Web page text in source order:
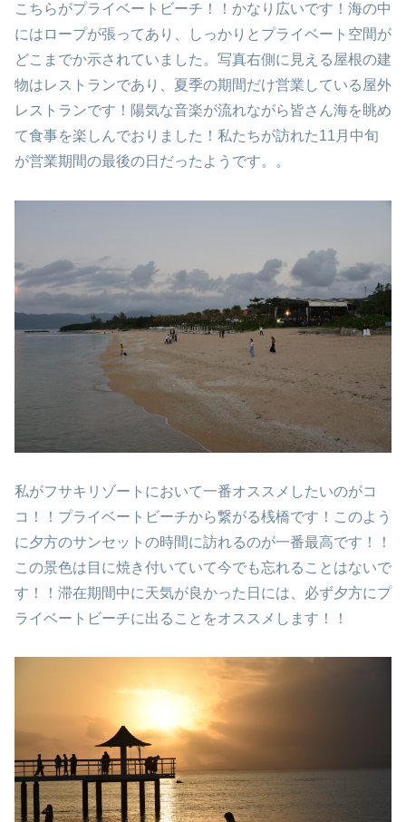
こちらがプライベートビーチ！！かなり広いです！海の中
にはロープが張ってあり、しっかりとプライベート空間が
どこまでか示されていました。写真右側に見える屋根の建
物はレストランであり、夏季の期間だけ営業している屋外
レストランです！陽気な音楽が流れながら皆さん海を眺め
て食事を楽しんでおりました！私たちが訪れた11月中旬
が営業期間の最後の日だったようです。。
私がフサキリゾートにおいて一番オススメしたいのがコ
コ！！プライベートビーチから繋がる桟橋です！このよう
に夕方のサンセットの時間に訪れるのが一番最高です！！
この景色は目に焼き付いていて今でも忘れることはないで
す！！滞在期間中に天気が良かった日には、必ず夕方にプ
ライベートビーチに出ることをオススメします！！